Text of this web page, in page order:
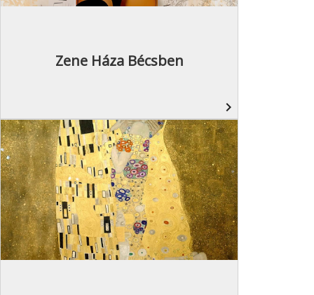
Zene Háza Bécsben
navigate_next